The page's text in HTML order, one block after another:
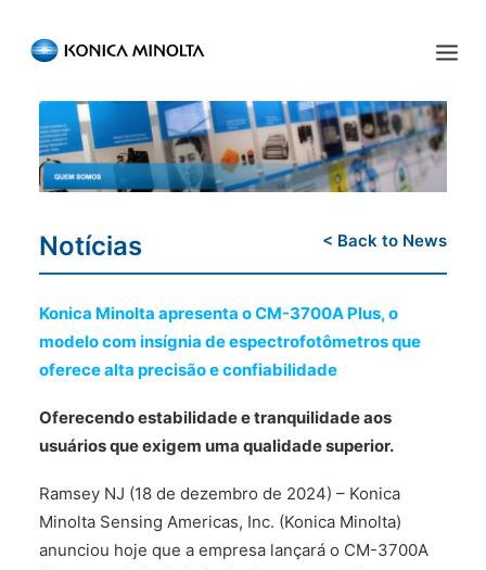
ENGLISH ESPAÑOL PORTUGUESE
INÍCIO
SERVIÇOS
INDÚSTRIA
QUEM SOMOS
FALE CONOSCO
Notícias < Back to News
Konica Minolta apresenta o CM-3700A Plus, o
modelo com insígnia de espectrofotômetros que
oferece alta precisão e confiabilidade
Oferecendo estabilidade e tranquilidade aos
usuários que exigem uma qualidade superior.
Ramsey NJ (18 de dezembro de 2024) – Konica
Minolta Sensing Americas, Inc. (Konica Minolta)
anunciou hoje que a empresa lançará o CM-3700A